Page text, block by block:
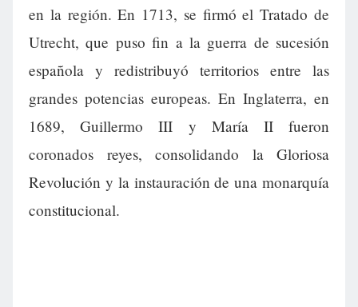
en la región. En 1713, se firmó el Tratado de
Utrecht, que puso fin a la guerra de sucesión
española y redistribuyó territorios entre las
grandes potencias europeas. En Inglaterra, en
1689, Guillermo III y María II fueron
coronados reyes, consolidando la Gloriosa
Revolución y la instauración de una monarquía
constitucional.